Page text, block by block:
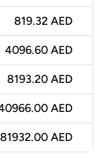
819.32 AED
4096.60 AED
8193.20 AED
AED
81932.00 AED